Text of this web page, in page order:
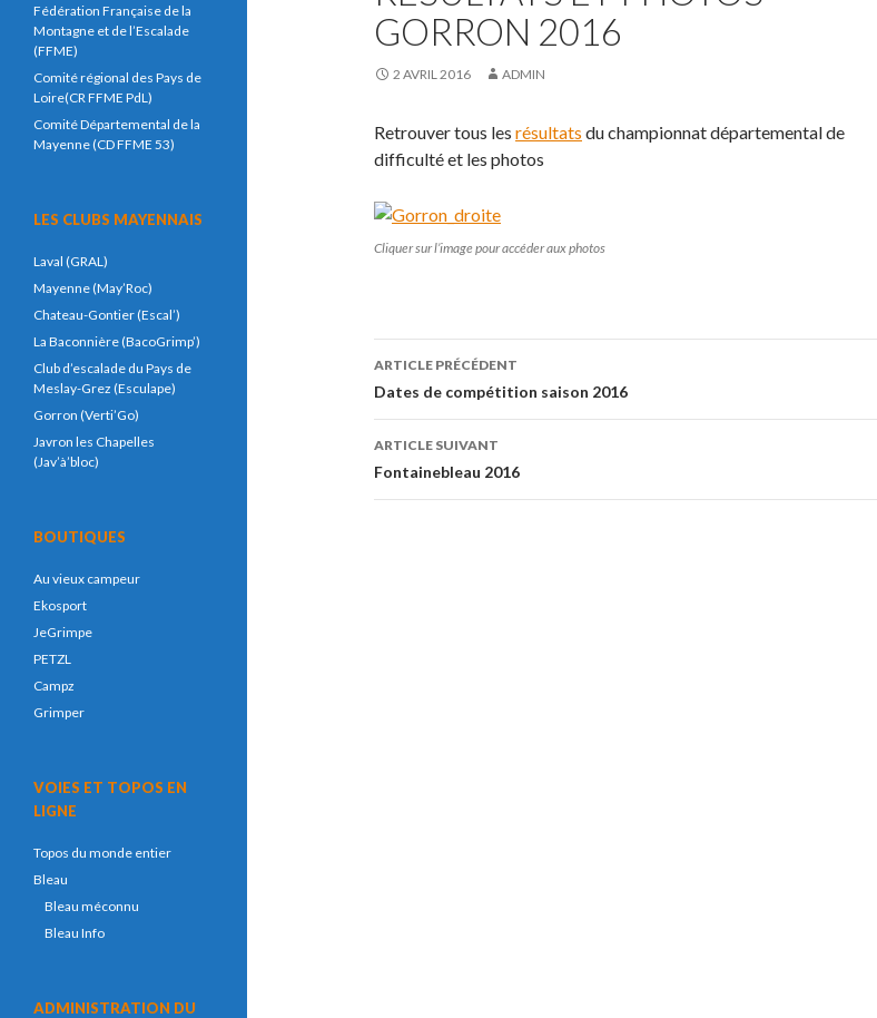
GORRON 2016
2 AVRIL 2016 ADMIN
Retrouver tous les résultats du championnat départemental de
difficulté et les photos
Cliquer sur l’image pour accéder aux photos
Navigation
de
l’article
ARTICLE PRÉCÉDENT
Dates de compétition saison 2016
ARTICLE SUIVANT
Fontainebleau 2016
Fédération Française de la
Montagne et de l’Escalade
(FFME)
Comité régional des Pays de
Loire(CR FFME PdL)
Comité Départemental de la
Mayenne (CD FFME 53)
LES CLUBS MAYENNAIS
Laval (GRAL)
Mayenne (May’Roc)
Chateau-Gontier (Escal’)
La Baconnière (BacoGrimp’)
Club d’escalade du Pays de
Meslay-Grez (Esculape)
Gorron (Verti’Go)
Javron les Chapelles
(Jav’à’bloc)
BOUTIQUES
Au vieux campeur
Ekosport
JeGrimpe
PETZL
Campz
Grimper
VOIES ET TOPOS EN
LIGNE
Topos du monde entier
Bleau
Bleau méconnu
Bleau Info
ADMINISTRATION DU